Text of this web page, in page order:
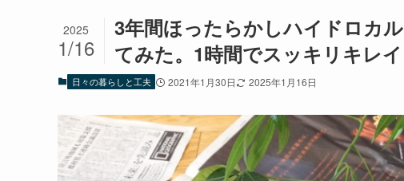
3年間ほったらかしハイドロカ
てみた。1時間でスッキリキレイ
2025
1/16
日々の暮らしと工夫 2021年1月30日 2025年1月16日